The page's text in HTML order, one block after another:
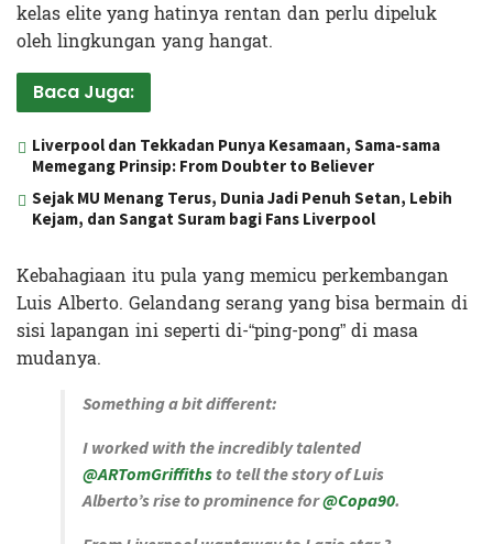
kelas elite yang hatinya rentan dan perlu dipeluk
oleh lingkungan yang hangat.
Baca Juga:
Liverpool dan Tekkadan Punya Kesamaan, Sama-sama
Memegang Prinsip: From Doubter to Believer
Sejak MU Menang Terus, Dunia Jadi Penuh Setan, Lebih
Kejam, dan Sangat Suram bagi Fans Liverpool
Kebahagiaan itu pula yang memicu perkembangan
Luis Alberto. Gelandang serang yang bisa bermain di
sisi lapangan ini seperti di-“ping-pong” di masa
mudanya.
Something a bit different:
I worked with the incredibly talented
@ARTomGriffiths to tell the story of Luis
Alberto’s rise to prominence for@Copa90.